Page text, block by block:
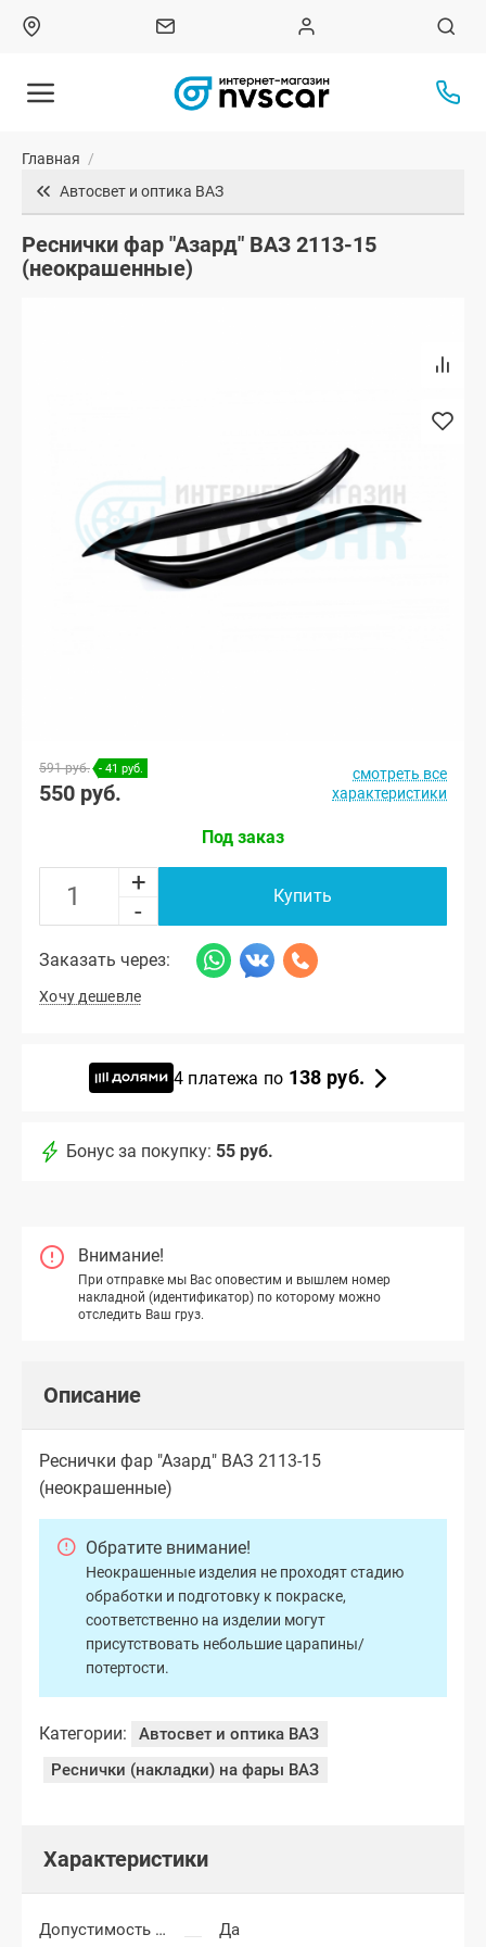
Главная /
Автосвет и оптика ВАЗ
Реснички фар "Азард" ВАЗ 2113-15
(неокрашенные)
591 руб. - 41 руб.
550 руб.
смотреть все
характеристики
Под заказ
+
-
Купить
Заказать через:
Хочу дешевле
4 платежа по 138 руб.
Бонус за покупку: 55 руб.
Внимание!
При отправке мы Вас оповестим и вышлем номер
накладной (идентификатор) по которому можно
отследить Ваш груз.
Описание
Реснички фар "Азард" ВАЗ 2113-15
(неокрашенные)
Обратите внимание!
Неокрашенные изделия не проходят стадию
обработки и подготовку к покраске,
соответственно на изделии могут
присутствовать небольшие царапины/
потертости.
Категории:
Автосвет и оптика ВАЗ
Реснички (накладки) на фары ВАЗ
Характеристики
Допустимость мелких царапин Да